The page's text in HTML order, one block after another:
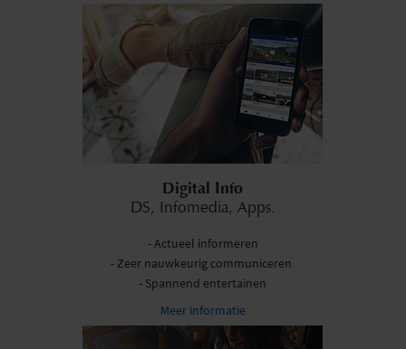
Digital Info
DS, Infomedia, Apps.
- Actueel informeren
- Zeer nauwkeurig communiceren
- Spannend entertainen
Meer informatie